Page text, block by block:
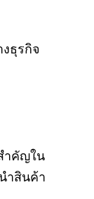
ธุรกิจ
ำคัญใน
ำสินค้า